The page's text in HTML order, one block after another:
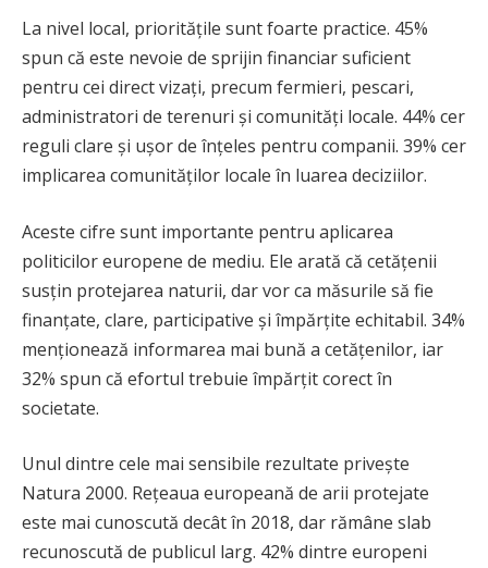
La nivel local, prioritățile sunt foarte practice. 45%
spun că este nevoie de sprijin financiar suficient
pentru cei direct vizați, precum fermieri, pescari,
administratori de terenuri și comunități locale. 44% cer
reguli clare și ușor de înțeles pentru companii. 39% cer
implicarea comunităților locale în luarea deciziilor.
Aceste cifre sunt importante pentru aplicarea
politicilor europene de mediu. Ele arată că cetățenii
susțin protejarea naturii, dar vor ca măsurile să fie
finanțate, clare, participative și împărțite echitabil. 34%
menționează informarea mai bună a cetățenilor, iar
32% spun că efortul trebuie împărțit corect în
societate.
Unul dintre cele mai sensibile rezultate privește
Natura 2000. Rețeaua europeană de arii protejate
este mai cunoscută decât în 2018, dar rămâne slab
recunoscută de publicul larg. 42% dintre europeni